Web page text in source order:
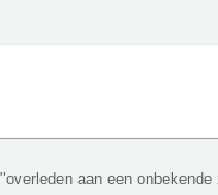
aan een